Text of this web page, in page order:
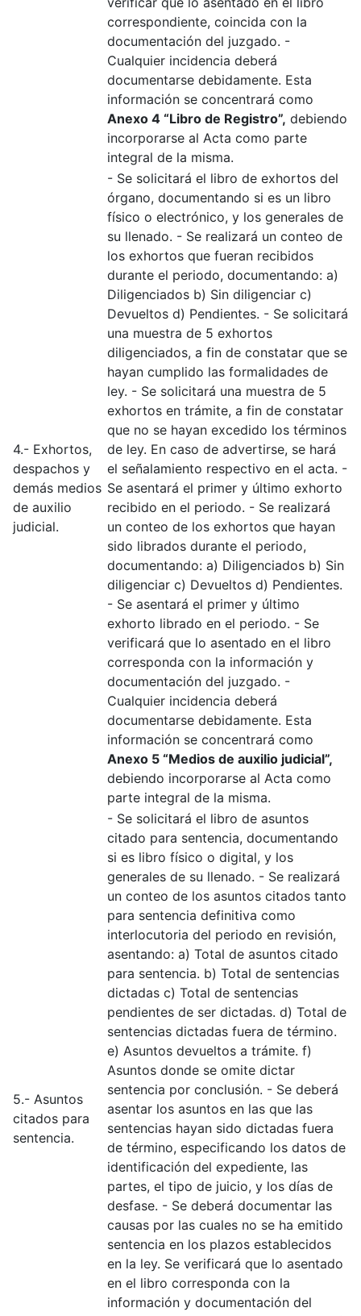
correspondiente, coincida con la
documentación del juzgado. -
Cualquier incidencia deberá
documentarse debidamente. Esta
información se concentrará como
Anexo 4 “Libro de Registro”, debiendo
incorporarse al Acta como parte
integral de la misma.
4.- Exhortos,
despachos y
demás medios
de auxilio
judicial.
- Se solicitará el libro de exhortos del
órgano, documentando si es un libro
físico o electrónico, y los generales de
su llenado. - Se realizará un conteo de
los exhortos que fueran recibidos
durante el periodo, documentando: a)
Diligenciados b) Sin diligenciar c)
Devueltos d) Pendientes. - Se solicitará
una muestra de 5 exhortos
diligenciados, a fin de constatar que se
hayan cumplido las formalidades de
ley. - Se solicitará una muestra de 5
exhortos en trámite, a fin de constatar
que no se hayan excedido los términos
de ley. En caso de advertirse, se hará
el señalamiento respectivo en el acta. -
Se asentará el primer y último exhorto
recibido en el periodo. - Se realizará
un conteo de los exhortos que hayan
sido librados durante el periodo,
documentando: a) Diligenciados b) Sin
diligenciar c) Devueltos d) Pendientes.
- Se asentará el primer y último
exhorto librado en el periodo. - Se
verificará que lo asentado en el libro
corresponda con la información y
documentación del juzgado. -
Cualquier incidencia deberá
documentarse debidamente. Esta
información se concentrará como
Anexo 5 “Medios de auxilio judicial”,
debiendo incorporarse al Acta como
parte integral de la misma.
5.- Asuntos
citados para
sentencia.
- Se solicitará el libro de asuntos
citado para sentencia, documentando
si es libro físico o digital, y los
generales de su llenado. - Se realizará
un conteo de los asuntos citados tanto
para sentencia definitiva como
interlocutoria del periodo en revisión,
asentando: a) Total de asuntos citado
para sentencia. b) Total de sentencias
dictadas c) Total de sentencias
pendientes de ser dictadas. d) Total de
sentencias dictadas fuera de término.
e) Asuntos devueltos a trámite. f)
Asuntos donde se omite dictar
sentencia por conclusión. - Se deberá
asentar los asuntos en las que las
sentencias hayan sido dictadas fuera
de término, especificando los datos de
identificación del expediente, las
partes, el tipo de juicio, y los días de
desfase. - Se deberá documentar las
causas por las cuales no se ha emitido
sentencia en los plazos establecidos
en la ley. Se verificará que lo asentado
en el libro corresponda con la
información y documentación del